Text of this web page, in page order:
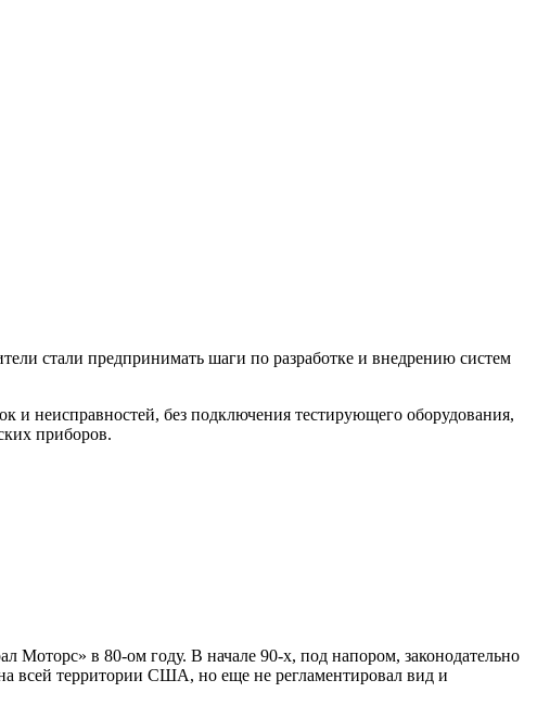
стали предпринимать шаги по разработке и внедрению систем
и неисправностей, без подключения тестирующего оборудования,
приборов.
в 80-ом году. В начале 90-х, под напором, законодательно
всей территории США, но еще не регламентировал вид и